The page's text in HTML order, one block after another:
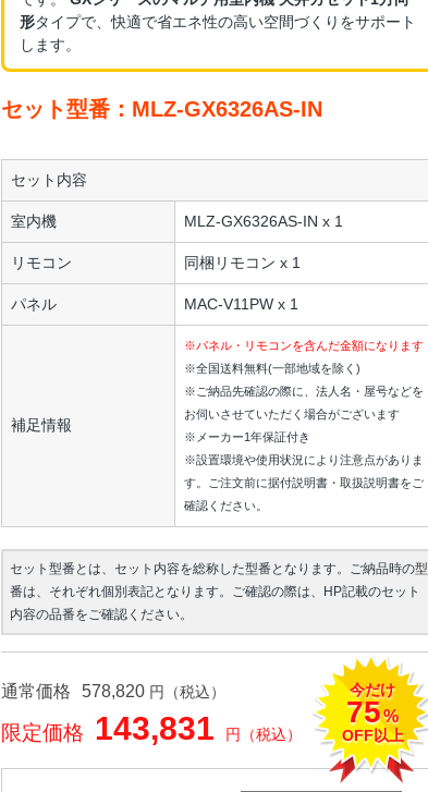
形タイプで、快適で省エネ性の高い空間づくりをサポート
します。
セット型番：MLZ-GX6326AS-IN
セット内容
室内機 MLZ-GX6326AS-IN x 1
リモコン 同梱リモコン x 1
パネル MAC-V11PW x 1
補足情報
※パネル・リモコンを含んだ金額になります
※全国送料無料(一部地域を除く)
※ご納品先確認の際に、法人名・屋号などを
お伺いさせていただく場合がございます
※メーカー1年保証付き
※設置環境や使用状況により注意点がありま
す。ご注文前に据付説明書・取扱説明書をご
確認ください。
セット型番とは、セット内容を総称した型番となります。ご納品時の型
番は、それぞれ個別表記となります。ご確認の際は、HP記載のセット
内容の品番をご確認ください。
通常価格 578,820 円（税込）
限定価格 143,831 円（税込）
今だけ
75%
OFF以上